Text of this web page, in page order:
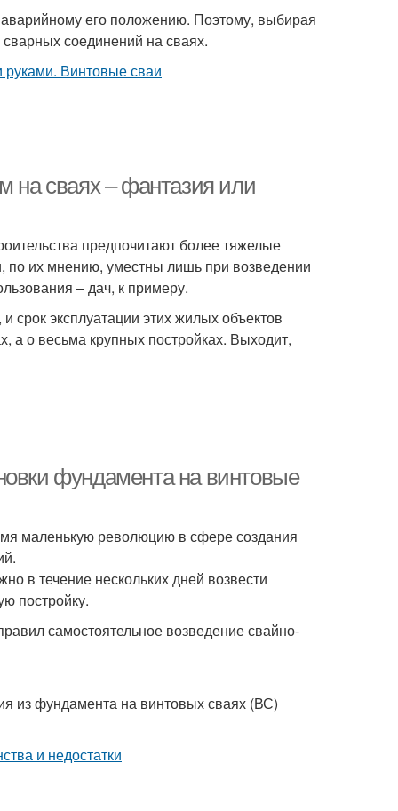
его положению. Поэтому, выбирая
соединений на сваях.
на сваях – фантазия или
предпочитают более тяжелые
их мнению, уместны лишь при возведении
– дач, к примеру.
эксплуатации этих жилых объектов
а о весьма крупных постройках. Выходит,
фундамента на винтовые
маленькую революцию в сфере создания
в течение нескольких дней возвести
постройку.
самостоятельное возведение свайно-
из фундамента на винтовых сваях (ВС)